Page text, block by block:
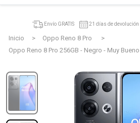
Inicio
Oppo Reno 8 Pro
Oppo Reno 8 Pro 256GB - Negro - Muy Bueno
Envío GRATIS 21 días de devolución